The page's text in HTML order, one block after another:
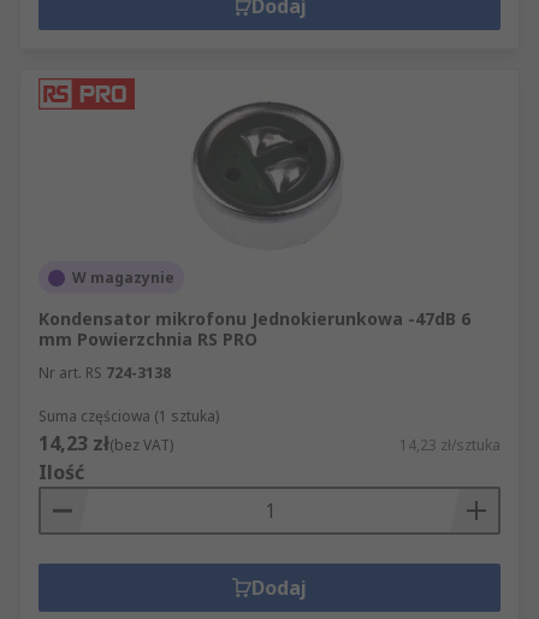
Dodaj
W magazynie
Kondensator mikrofonu Jednokierunkowa -47dB 6
mm Powierzchnia RS PRO
Nr art. RS 724-3138
Suma częściowa (1 sztuka)
14,23 zł(bez VAT) 14,23 zł/sztuka
Ilość
Dodaj